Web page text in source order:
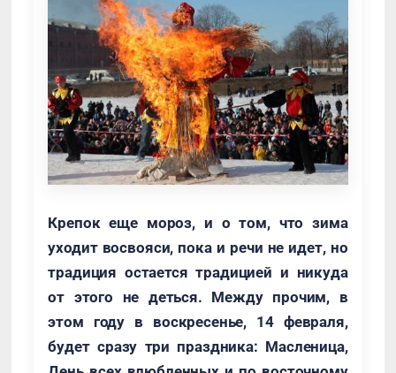
Крепок еще мороз, и о том, что зима
уходит восвояси, пока и речи не идет, но
традиция остается традицией и никуда
от этого не деться. Между прочим, в
этом году в воскресенье, 14 февраля,
будет сразу три праздника: Масленица,